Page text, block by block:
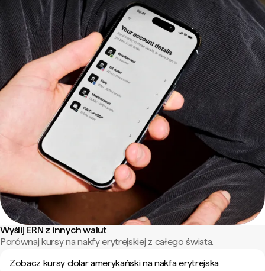
Wyślij ERN z innych walut
Porównaj kursy na nakfy erytrejskiej z całego świata.
Zobacz kursy dolar amerykański na nakfa erytrejska